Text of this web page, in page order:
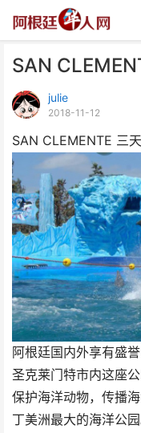
SAN
julie
2018-11-12
SAN CLEMENTE 三
阿根廷国内外享有盛
圣克莱门特市内这座
保护海洋动物，传播
丁美洲最大的海洋公园
SAN